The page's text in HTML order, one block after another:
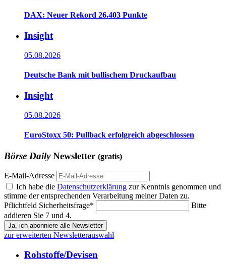
DAX: Neuer Rekord 26.403 Punkte
Insight
05.08.2026
Deutsche Bank mit bullischem Druckaufbau
Insight
05.08.2026
EuroStoxx 50: Pullback erfolgreich abgeschlossen
Börse DailyNewsletter (gratis)
E-Mail-Adresse
Ich habe die Datenschutzerklärung zur Kenntnis genommen und
stimme der entsprechenden Verarbeitung meiner Daten zu.
Pflichtfeld Sicherheitsfrage*
Bitte
addieren Sie 7 und 4.
Ja, ich abonniere alle Newsletter
zur erweiterten Newsletterauswahl
Rohstoffe/Devisen